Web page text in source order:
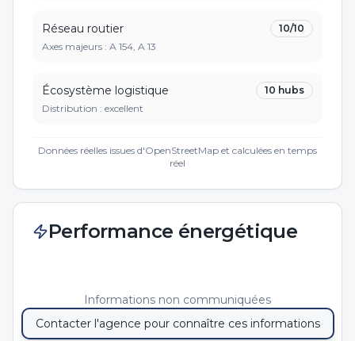
Réseau routier 10/10
Axes majeurs : A 154, A 13
Écosystème logistique 10 hubs
Distribution : excellent
Données réelles issues d'OpenStreetMap et calculées en temps
réel
Performance énergétique
Informations non communiquées
Contacter l'agence pour connaître ces informations